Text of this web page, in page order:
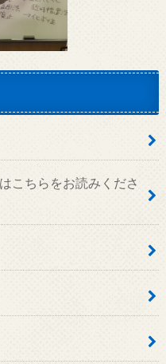
こちらをお読みくださ